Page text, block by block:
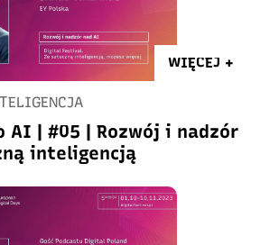
WIĘCEJ +
AI | #05 | Rozwój i nadzór
inteligencją